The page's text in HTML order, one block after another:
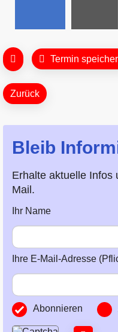
Termin
Zurück
Bleib
Erhalte aktuelle Infos
Mail.
Ihr Name
Ihre E-Mail-Adresse
Abonnieren